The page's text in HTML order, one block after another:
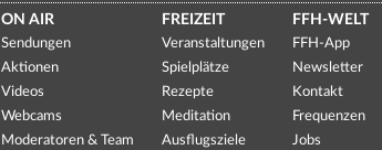
ON AIR
Sendungen
Aktionen
Videos
Webcams
Moderatoren & Team
FREIZEIT
Veranstaltungen
Spielplätze
Rezepte
Meditation
Ausflugsziele
FFH-WELT
FFH-App
Newsletter
Kontakt
Frequenzen
Jobs